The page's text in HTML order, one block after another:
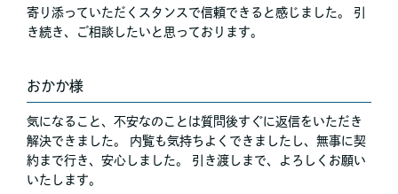
寄り添っていただくスタンスで信頼できると感じました。 引
き続き、ご相談したいと思っております。
おかか様
気になること、不安なのことは質問後すぐに返信をいただき
解決できました。 内覧も気持ちよくできましたし、無事に契
約まで行き、安心しました。 引き渡しまで、よろしくお願い
いたします。